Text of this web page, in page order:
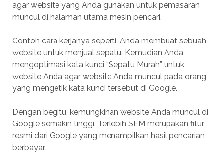
agar website yang Anda gunakan untuk pemasaran
muncul di halaman utama mesin pencari.
Contoh cara kerjanya seperti, Anda membuat sebuah
website untuk menjual sepatu. Kemudian Anda
mengoptimasi kata kunci “Sepatu Murah” untuk
website Anda agar website Anda muncul pada orang
yang mengetik kata kunci tersebut di Google.
Dengan begitu, kemungkinan website Anda muncul di
Google semakin tinggi. Terlebih SEM merupakan fitur
resmi dari Google yang menampilkan hasil pencarian
berbayar.